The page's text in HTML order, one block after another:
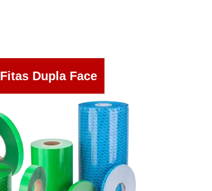
Fitas Dupla Face